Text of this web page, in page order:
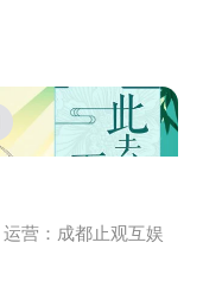
运营：成都止观互娱